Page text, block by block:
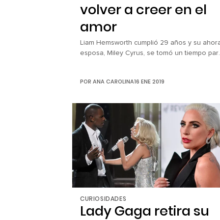
volver a creer en el
amor
Liam Hemsworth cumplió 29 años y su
esposa, Miley Cyrus, se tomó un tiempo
nos conocimos tenías 19, hoy cumples 29…
cosas de mi persona favorita este día tan
especial. La […]
POR ANA CAROLINA16 ENE 2019
CURIOSIDADES
Lady Gaga retira su